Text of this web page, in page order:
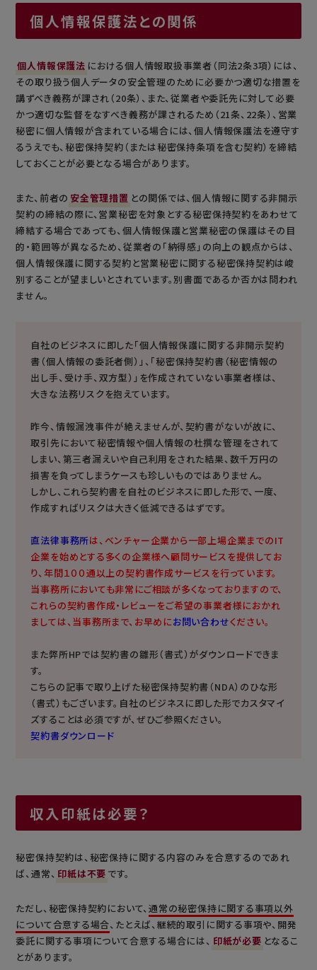
個人情報保護法との関係
個人情報保護法 における個人情報取扱事業者（同法2条3項）には、
その取り扱う個人データの安全管理のために必要かつ適切な措置を
講ずべき義務が課され（20条）、また、従業者や委託先に対して必要
かつ適切な監督をなすべき義務が課されるため（21条、22条）、営業
秘密に個人情報が含まれている場合には、個人情報保護法を遵守す
るうえでも、秘密保持契約（または秘密保持条項を含む契約）を締結
しておくことが必要となる場合があります。
また、前者の 安全管理措置 との関係では、個人情報に関する非開示
契約の締結の際に、営業秘密を対象とする秘密保持契約をあわせて
締結する場合であっても、個人情報保護と営業秘密の保護はその目
的・範囲等が異なるため、従業者の「納得感」の向上の観点からは、
個人情報保護に関する契約と営業秘密に関する秘密保持契約は峻
別することが望ましいとされています。別書面であるか否かは問われ
ません。
自社のビジネスに即した「個人情報保護に関する非開示契約
書（個人情報の委託者側）」、「秘密保持契約書（秘密情報の
出し手、受け手、双方型）」を作成されていない事業者様は、
大きな法務リスクを抱えています。
昨今、情報漏洩事件が絶えませんが、契約書がないが故に、
取引先において秘密情報や個人情報の杜撰な管理をされて
しまい、第三者漏えいや自己利用をされた結果、数千万円の
損害を負ってしまうケースも珍しいものではありません。
しかし、これら契約書を自社のビジネスに即した形で、一度、
作成すればリスクは大きく低減できるはずです。
直法律事務所は、ベンチャー企業から一部上場企業までのIT
企業を始めとする多くの企業様へ顧問サービスを提供してお
り、年間１００通以上の契約書作成サービスを行っています。
当事務所においても非常にご相談が多くなっておりますので、
これらの契約書作成・レビューをご希望の事業者様におかれ
ましては、当事務所まで、お早めにお問い合わせください。
また弊所HPでは契約書の雛形（書式）がダウンロードできま
す。
こちらの記事で取り上げた秘密保持契約書（NDA）のひな形
（書式）もございます。自社のビジネスに即した形でカスタマイ
ズすることは必須ですが、ぜひご参照ください。
契約書ダウンロード
収入印紙は必要？
秘密保持契約は、秘密保持に関する内容のみを合意するのであれ
ば、通常、 印紙は不要 です。
ただし、秘密保持契約において、通常の秘密保持に関する事項以外
について合意する場合、たとえば、継続的取引に関する事項や、開発
委託に関する事項について合意する場合には、 印紙が必要 となるこ
とがあります。